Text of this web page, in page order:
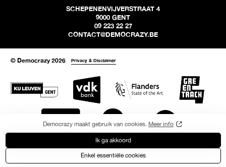
Democrazy maakt gebruik van cookies. Meer info
Ik ga akkoord
Enkel essentiële cookies
SCHEPENENVIJVERSTRAAT 4
9000 GENT
09 223 22 27
CONTACT@DEMOCRAZY.BE
© Democrazy 2026 Privacy & Disclaimer